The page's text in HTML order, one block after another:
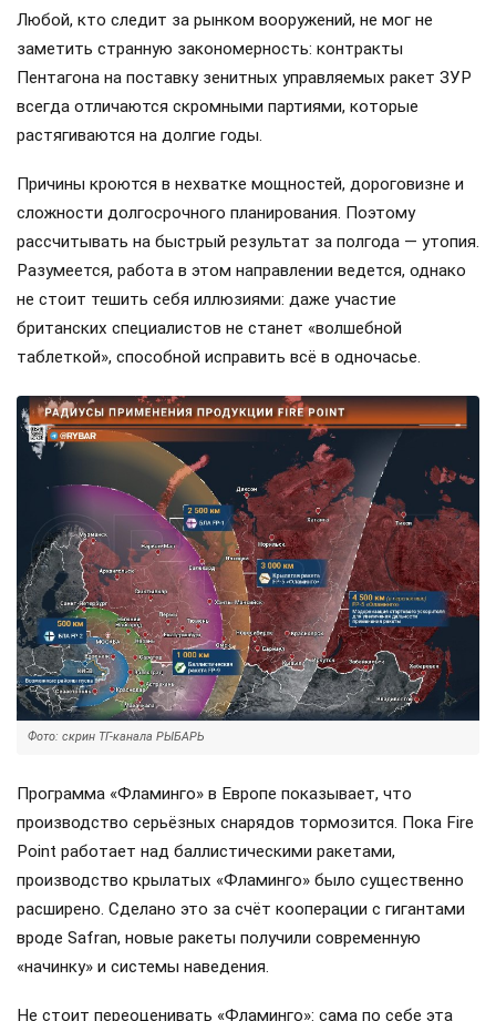
Любой, кто следит за рынком вооружений, не мог не
заметить странную закономерность: контракты
Пентагона на поставку зенитных управляемых ракет ЗУР
всегда отличаются скромными партиями, которые
растягиваются на долгие годы.
Причины кроются в нехватке мощностей, дороговизне и
сложности долгосрочного планирования. Поэтому
рассчитывать на быстрый результат за полгода — утопия.
Разумеется, работа в этом направлении ведется, однако
не стоит тешить себя иллюзиями: даже участие
британских специалистов не станет «волшебной
таблеткой», способной исправить всё в одночасье.
Фото: скрин ТГ-канала РЫБАРЬ
Программа «Фламинго» в Европе показывает, что
производство серьёзных снарядов тормозится. Пока Fire
Point работает над баллистическими ракетами,
производство крылатых «Фламинго» было существенно
расширено. Сделано это за счёт кооперации с гигантами
вроде Safran, новые ракеты получили современную
«начинку» и системы наведения.
Не стоит переоценивать «Фламинго»: сама по себе эта